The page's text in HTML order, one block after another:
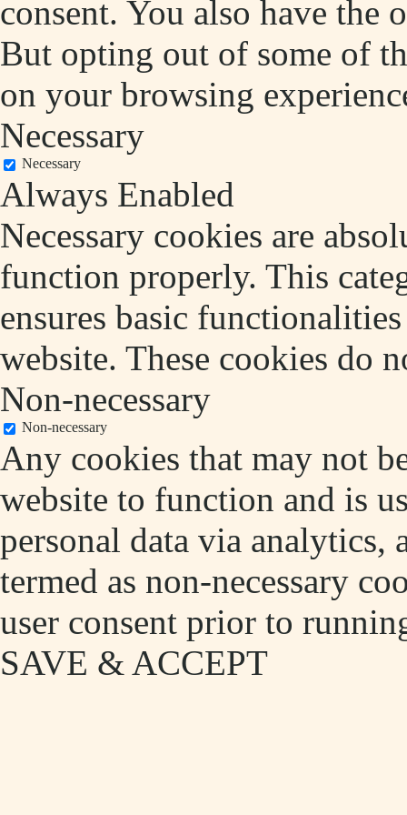
consent. You also have the
But opting out of some of
on your browsing
Necessary
Necessary
Always Enabled
Necessary cookies are
function properly. This
ensures basic
website. These cookies do
Non-necessary
Non-necessary
Any cookies that may not
website to function and is
personal data via analytics,
termed as non-necessary
user consent prior to
SAVE & ACCEPT